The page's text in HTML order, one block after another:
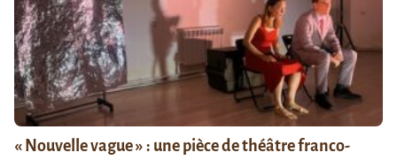
« Nouvelle vague » : une pièce de théâtre franco-